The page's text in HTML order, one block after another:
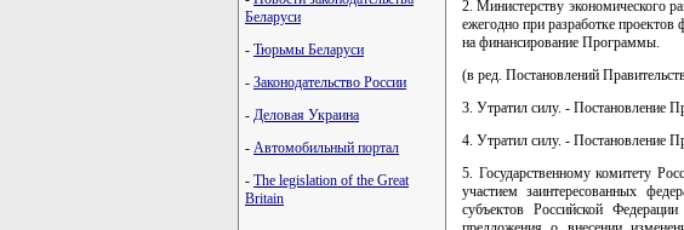
Беларуси
- Тюрьмы Беларуси
- Законодательство России
- Деловая Украина
- Автомобильный портал
- The legislation of the Great
Britain
2. Министерству экономического
ежегодно при разработке
на финансирование Программы.
(в ред. Постановлений
3. Утратил силу. - Постановление
4. Утратил силу. - Постановление
5. Государственному комитету
участием заинтересованных
субъектов Российской